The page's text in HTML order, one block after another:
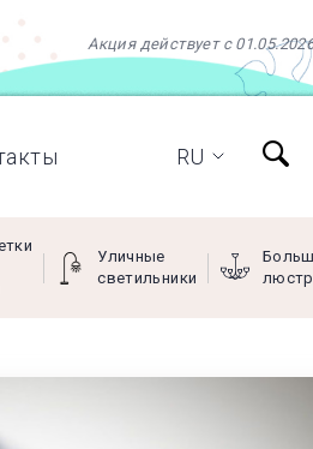
Акция действует с
RU
+38 (097)
Уличные
светильники